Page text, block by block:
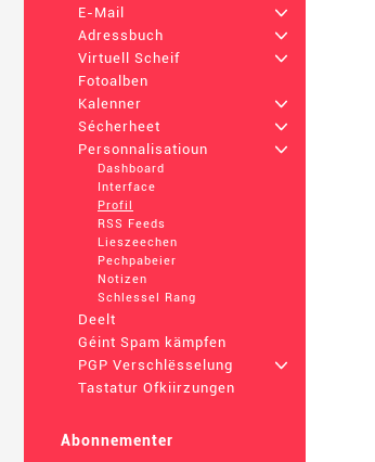
E-Mail
+
Adressbuch
+
Virtuell Scheif
+
Fotoalben
Kalenner
+
Sécherheet
+
Personnalisatioun
+
Dashboard
Interface
Profil
RSS Feeds
Lieszeechen
Pechpabeier
Notizen
Schlessel Rang
Deelt
Géint Spam kämpfen
PGP Verschlësselung
+
Tastatur Ofkiirzungen
Abonnementer